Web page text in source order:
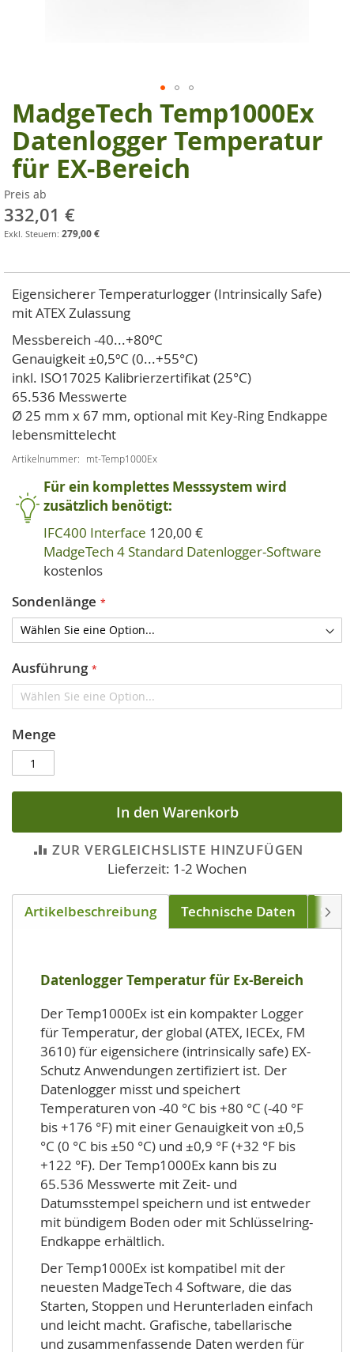
Zum
Anfang
der
Bildgalerie
springen
MadgeTech Temp1000Ex
Datenlogger Temperatur
für EX-Bereich
Preis ab
332,01 €
279,00 €
Eigensicherer Temperaturlogger (Intrinsically Safe)
mit ATEX Zulassung
Messbereich -40...+80ºC
Genauigkeit ±0,5ºC (0...+55°C)
inkl. ISO17025 Kalibrierzertifikat (25°C)
65.536 Messwerte
Ø 25 mm x 67 mm, optional mit Key-Ring Endkappe
lebensmittelecht
Artikelnummer mt-Temp1000Ex
Für ein komplettes Messsystem wird
zusätzlich benötigt:
IFC400 Interface 120,00 €
MadgeTech 4 Standard Datenlogger-Software
kostenlos
Sondenlänge
Ausführung
Menge
In den Warenkorb
ZUR VERGLEICHSLISTE HINZUFÜGEN
Lieferzeit: 1-2 Wochen
Artikelbeschreibung Technische Daten
Datenlogger Temperatur für Ex-Bereich
Der Temp1000Ex ist ein kompakter Logger
für Temperatur, der global (ATEX, IECEx, FM
3610) für eigensichere (intrinsically safe) EX-
Schutz Anwendungen zertifiziert ist. Der
Datenlogger misst und speichert
Temperaturen von -40 °C bis +80 °C (-40 °F
bis +176 °F) mit einer Genauigkeit von ±0,5
°C (0 °C bis ±50 °C) und ±0,9 °F (+32 °F bis
+122 °F). Der Temp1000Ex kann bis zu
65.536 Messwerte mit Zeit- und
Datumsstempel speichern und ist entweder
mit bündigem Boden oder mit Schlüsselring-
Endkappe erhältlich.
Der Temp1000Ex ist kompatibel mit der
neuesten MadgeTech 4 Software, die das
Starten, Stoppen und Herunterladen einfach
und leicht macht. Grafische, tabellarische
und zusammenfassende Daten werden für